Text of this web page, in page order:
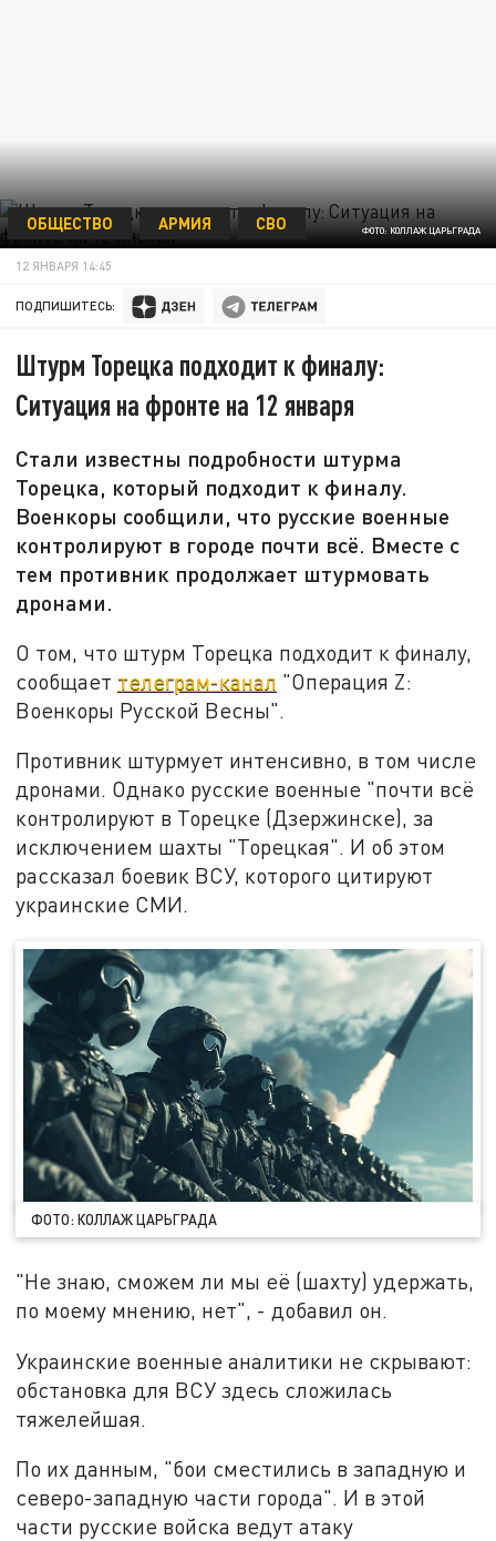
ФОТО: КОЛЛАЖ ЦАРЬГРАДА
ОБЩЕСТВО АРМИЯ СВО
12 ЯНВАРЯ 14:45
ПОДПИШИТЕСЬ:
Штурм Торецка подходит к финалу:
Ситуация на фронте на 12 января
Стали известны подробности штурма
Торецка, который подходит к финалу.
Военкоры сообщили, что русские военные
контролируют в городе почти всё. Вместе с
тем противник продолжает штурмовать
дронами.
О том, что штурм Торецка подходит к финалу,
сообщает телеграм-канал "Операция Z:
Военкоры Русской Весны".
Противник штурмует интенсивно, в том числе
дронами. Однако русские военные "почти всё
контролируют в Торецке (Дзержинске), за
исключением шахты "Торецкая". И об этом
рассказал боевик ВСУ, которого цитируют
украинские СМИ.
ФОТО: КОЛЛАЖ ЦАРЬГРАДА
"Не знаю, сможем ли мы её (шахту) удержать,
по моему мнению, нет", - добавил он.
Украинские военные аналитики не скрывают:
обстановка для ВСУ здесь сложилась
тяжелейшая.
По их данным, "бои сместились в западную и
северо-западную части города". И в этой
части русские войска ведут атаку